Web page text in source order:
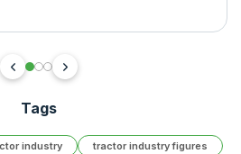
Tags
industry
tractor industry figures